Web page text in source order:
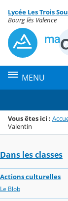
Menu de la
Contenu
Lycée Les Trois
Bourg lès Valence
MENU
Vous êtes ici :
Valentin
Dans les classes
Actions culturelles
Le Blob